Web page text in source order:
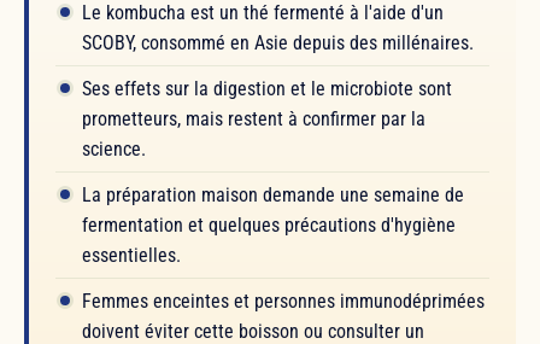
Le kombucha est un thé fermenté à l'aide d'un
SCOBY, consommé en Asie depuis des millénaires.
Ses effets sur la digestion et le microbiote sont
prometteurs, mais restent à confirmer par la
science.
La préparation maison demande une semaine de
fermentation et quelques précautions d'hygiène
essentielles.
Femmes enceintes et personnes immunodéprimées
doivent éviter cette boisson ou consulter un